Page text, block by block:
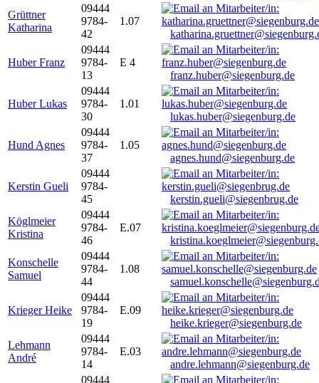
Grüttner
Katharina
09444
9784-
42
1.07
Huber Franz
09444
9784-
13
E 4
franz.huber@siegenburg.de
Huber Lukas
09444
9784-
30
1.01
lukas.huber@siegenburg.de
Hund Agnes
09444
9784-
37
1.05
agnes.hund@siegenburg.de
Kerstin Gueli
09444
9784-
45
kerstin.gueli@siegenbrug.de
Köglmeier
Kristina
09444
9784-
46
E.07
Konschelle
Samuel
09444
9784-
44
1.08
Krieger Heike
09444
9784-
19
E.09
heike.krieger@siegenburg.de
Lehmann
André
09444
9784-
14
E.03
andre.lehmann@siegenburg.de
09444